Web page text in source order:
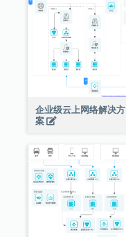
企业级云上网络解决方
案